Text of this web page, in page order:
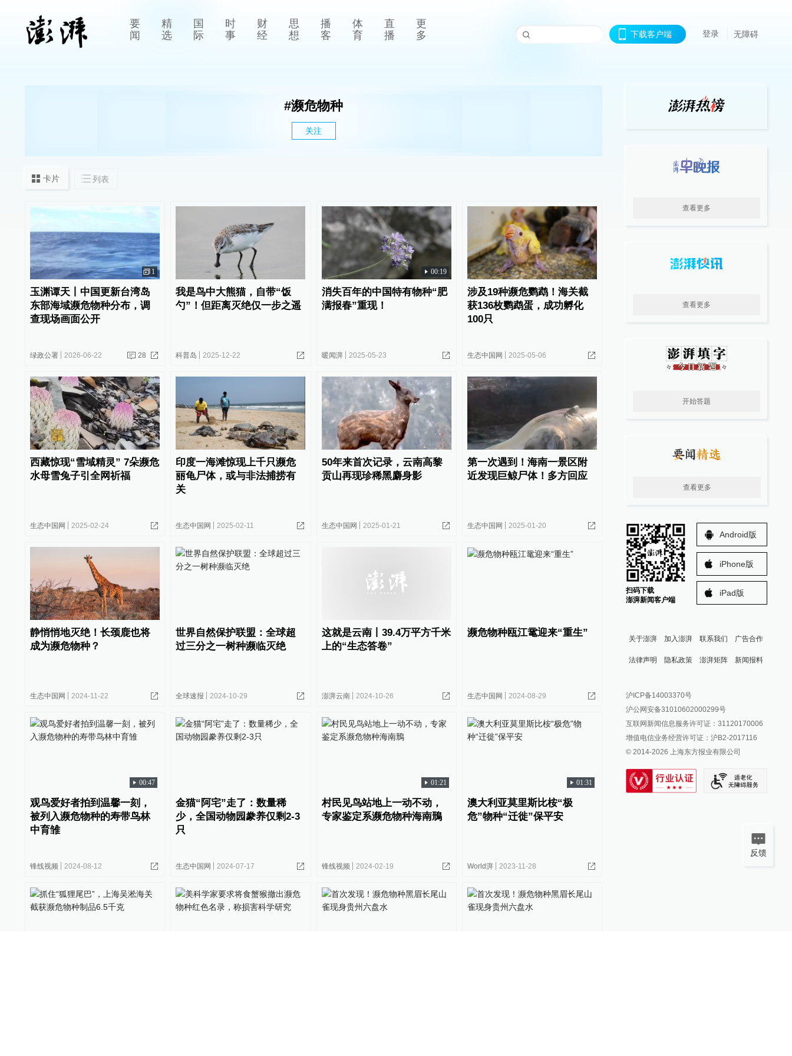
要
闻
精
选
国
际
时
事
财
经
思
想
播
客
体
育
直
播
更
多
下载客户端 登录 无障碍
#濒危物种
关注
卡片 列表
1
玉渊谭天丨中国更新台湾岛
东部海域濒危物种分布，调
查现场画面公开
绿政公署 2026-06-22 28
我是鸟中大熊猫，自带“饭
勺”！但距离灭绝仅一步之遥
科普岛 2025-12-22
00:19
消失百年的中国特有物种“肥
满报春”重现！
暖闻湃 2025-05-23
涉及19种濒危鹦鹉！海关截
获136枚鹦鹉蛋，成功孵化
100只
生态中国网 2025-05-06
西藏惊现“雪域精灵” 7朵濒危
水母雪兔子引全网祈福
生态中国网 2025-02-24
印度一海滩惊现上千只濒危
丽龟尸体，或与非法捕捞有
关
生态中国网 2025-02-11
50年来首次记录，云南高黎
贡山再现珍稀黑麝身影
生态中国网 2025-01-21
第一次遇到！海南一景区附
近发现巨鲸尸体！多方回应
生态中国网 2025-01-20
静悄悄地灭绝​！​长颈鹿也将
成为濒危物种？
生态中国网 2024-11-22
世界自然保护联盟：全球超
过三分之一树种濒临灭绝
全球速报 2024-10-29
这就是云南丨39.4万平方千米
上的“生态答卷”
澎湃云南 2024-10-26
濒危物种瓯江鼋迎来“重生”
生态中国网 2024-08-29
00:47
观鸟爱好者拍到温馨一刻，
被列入濒危物种的寿带鸟林
中育雏
锋线视频 2024-08-12
金猫“阿宅”走了：数量稀
少，全国动物园豢养仅剩2-3
只
生态中国网 2024-07-17
01:21
村民见鸟站地上一动不动，
专家鉴定系濒危物种海南鳽
锋线视频 2024-02-19
01:31
澳大利亚莫里斯比桉“极
危”物种“迁徙”保平安
World湃 2023-11-28
查看更多
查看更多
开始答题
查看更多
扫码下载
澎湃新闻客户端
Android版
iPhone版
iPad版
关于澎湃 加入澎湃 联系我们 广告合作
法律声明 隐私政策 澎湃矩阵
澎湃新闻公众号
澎湃新闻抖音号
派生万物开放平台
IP SHANGHAI
SIXTH TONE
新闻报料
报料邮箱: news@thepaper.cn
沪ICP备14003370号
沪公网安备31010602000299号
互联网新闻信息服务许可证：31120170006
增值电信业务经营许可证：沪B2-2017116
© 2014-2026 上海东方报业有限公司
反馈